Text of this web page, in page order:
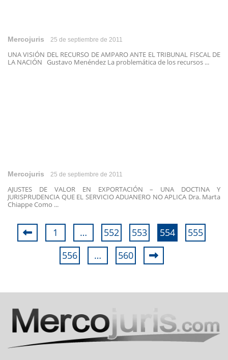
Mercojuris 25 de septiembre de 2011
UNA VISIÓN DEL RECURSO DE AMPARO ANTE EL TRIBUNAL FISCAL DE
LA NACIÓN Gustavo Menéndez La problemática de los recursos ...
Mercojuris 25 de septiembre de 2011
AJUSTES DE VALOR EN EXPORTACIÓN – UNA DOCTINA Y
JURISPRUDENCIA QUE EL SERVICIO ADUANERO NO APLICA Dra. Marta
Chiappe Como ...
1 … 552 553 554
555
556
… 560